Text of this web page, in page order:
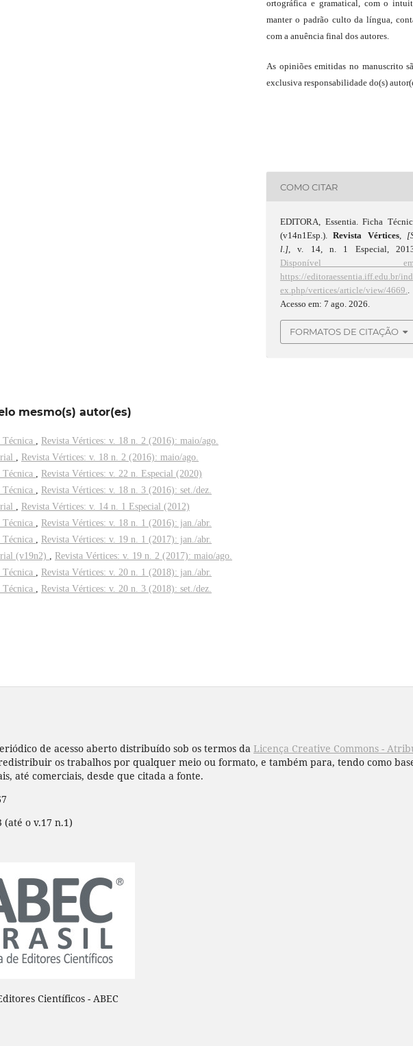
ortográfica e gramatical, com o
manter o padrão culto da língua,
com a anuência final dos autores.
As opiniões emitidas no manuscrito
exclusiva responsabilidade do(s)
COMO CITAR
EDITORA, Essentia. Ficha
(v14n1Esp.).Revista Vértices,
l.], v. 14, n. 1 Especial,
Disponível
https://editoraessentia.iff.edu.br/ind
ex.php/vertices/article/view/4669..
Acesso em: 7 ago. 2026.
FORMATOS DE CITAÇÃO
mesmo(s) autor(es)
Técnica
Revista Vértices: v. 18 n. 2 (2016): maio/ago.
Revista Vértices: v. 18 n. 2 (2016): maio/ago.
Técnica
Revista Vértices: v. 22 n. Especial (2020)
Técnica
Revista Vértices: v. 18 n. 3 (2016): set./dez.
Revista Vértices: v. 14 n. 1 Especial (2012)
Técnica
Revista Vértices: v. 18 n. 1 (2016): jan./abr.
Técnica
Revista Vértices: v. 19 n. 1 (2017): jan./abr.
(v19n2)
Revista Vértices: v. 19 n. 2 (2017): maio/ago.
Técnica
Revista Vértices: v. 20 n. 1 (2018): jan./abr.
Técnica Revista Vértices: v. 20 n. 3 (2018): set./dez.
de acesso aberto distribuído sob os termos da Licença Creative Commons -
os trabalhos por qualquer meio ou formato, e também para, tendo como
até comerciais, desde que citada a fonte.
(até o v.17 n.1)
Científicos - ABEC